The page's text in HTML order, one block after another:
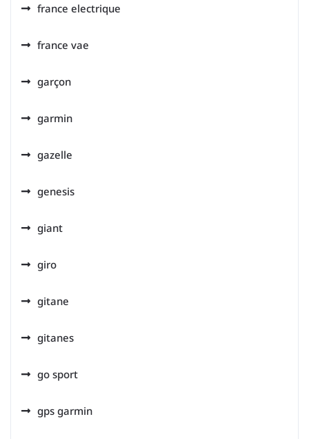
france electrique
france vae
garçon
garmin
gazelle
genesis
giant
giro
gitane
gitanes
go sport
gps garmin